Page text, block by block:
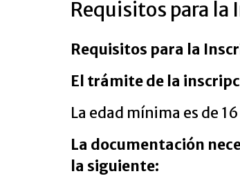
Requisitos para la
Requisitos para la
El trámite de la
La edad mínima es de
La documentación
la siguiente: